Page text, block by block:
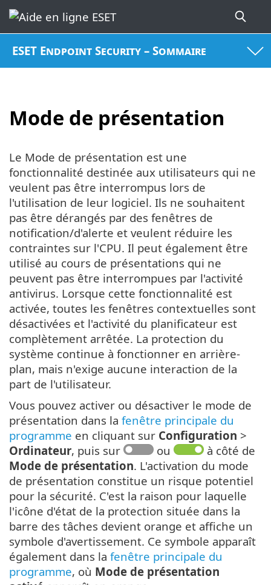
ESET Endpoint Security – Sommaire
Mode de présentation
Le Mode de présentation est une
fonctionnalité destinée aux utilisateurs qui ne
veulent pas être interrompus lors de
l'utilisation de leur logiciel. Ils ne souhaitent
pas être dérangés par des fenêtres de
notification/d'alerte et veulent réduire les
contraintes sur l'CPU. Il peut également être
utilisé au cours de présentations qui ne
peuvent pas être interrompues par l'activité
antivirus. Lorsque cette fonctionnalité est
activée, toutes les fenêtres contextuelles sont
désactivées et l'activité du planificateur est
complètement arrêtée. La protection du
système continue à fonctionner en arrière-
plan, mais n'exige aucune interaction de la
part de l'utilisateur.
Vous pouvez activer ou désactiver le mode de
présentation dans la fenêtre principale du
programme en cliquant sur Configuration >
Ordinateur, puis sur ou
à côté de
Mode de présentation. L'activation du mode
de présentation constitue un risque potentiel
pour la sécurité. C'est la raison pour laquelle
l'icône d'état de la protection située dans la
barre des tâches devient orange et affiche un
symbole d'avertissement. Ce symbole apparaît
également dans la fenêtre principale du
programme, où Mode de présentation